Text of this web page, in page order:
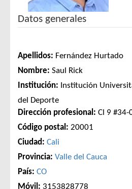
Datos generales
Apellidos: Fernández Hurtado
Nombre: Saul Rick
Institución: Institución
del Deporte
Dirección profesional: Cl 9 #34-
Código postal: 20001
Ciudad: Cali
Provincia: Valle del Cauca
País: CO
Móvil: 3153828778